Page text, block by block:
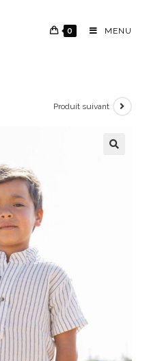
0 MENU
Produit suivant